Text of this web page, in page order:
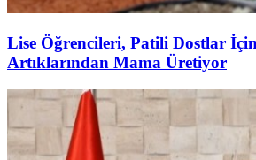
Lise Öğrencileri, Patili Dostlar
Artıklarından Mama Üretiyor